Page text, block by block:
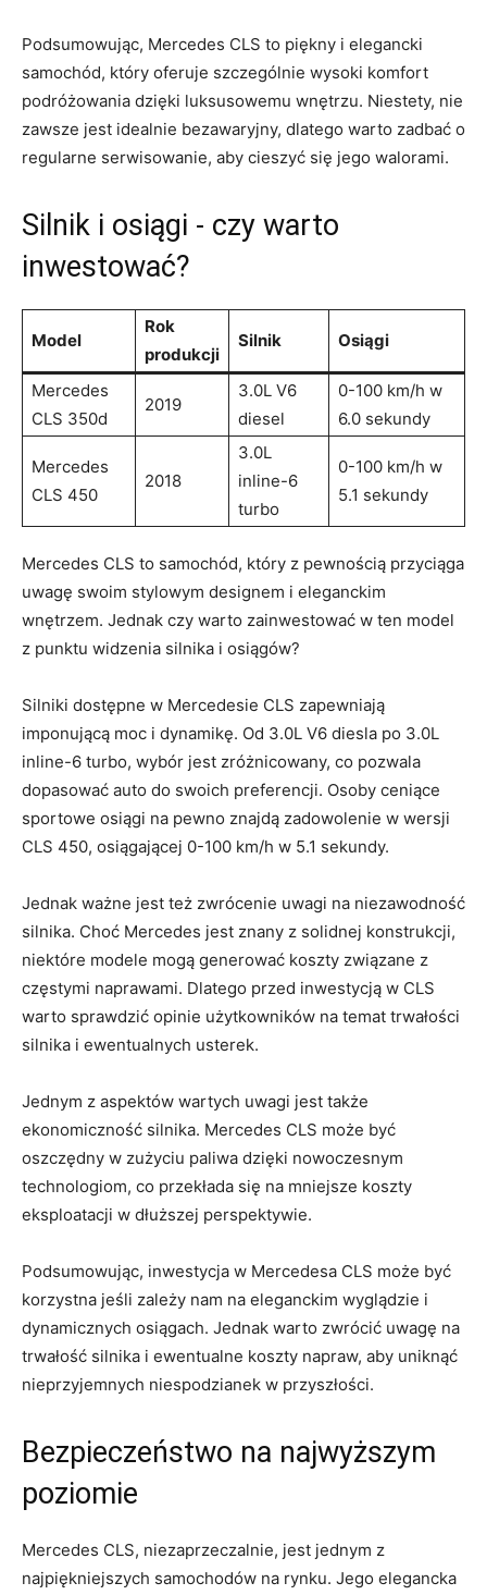
Podsumowując, Mercedes CLS​ to⁣ piękny i elegancki‌
samochód, ⁣który ‌oferuje szczególnie wysoki⁣ komfort
podróżowania dzięki luksusowemu wnętrzu. Niestety, nie
zawsze jest ⁣idealnie bezawaryjny, dlatego warto ⁣zadbać o
regularne serwisowanie, aby cieszyć się ‌jego walorami.
Silnik i osiągi -‌ czy ⁣warto
inwestować?
Model
Rok
produkcji
Silnik Osiągi
Mercedes⁤
CLS 350d
2019
3.0L​ V6
diesel
0-100 ‌km/h w
6.0 sekundy
Mercedes
CLS 450
2018
3.0L
inline-6‍
turbo
0-100⁤ km/h ‌w‍
5.1 sekundy
Mercedes CLS to samochód, który z pewnością przyciąga
uwagę swoim​ stylowym ⁣designem i eleganckim
wnętrzem. Jednak czy warto zainwestować⁣ w ten model
z punktu widzenia silnika i ⁤osiągów?
Silniki dostępne w⁤ Mercedesie CLS ⁢zapewniają
imponującą moc​ i dynamikę. Od 3.0L V6 diesla po 3.0L⁣
inline-6 turbo, wybór⁣ jest‍ zróżnicowany, co pozwala
⁤dopasować ⁣auto do swoich‌ preferencji. Osoby ‌ceniące
sportowe osiągi⁤ na pewno znajdą zadowolenie w wersji
CLS‌ 450, ‌osiągającej⁤ 0-100 km/h w 5.1⁣ sekundy.
Jednak ważne jest też zwrócenie uwagi na niezawodność
‌silnika. Choć⁢ Mercedes jest znany z⁤ solidnej konstrukcji,
niektóre modele mogą generować koszty związane z
⁣częstymi naprawami. Dlatego przed inwestycją ⁢w CLS
warto sprawdzić opinie użytkowników⁢ na temat trwałości
silnika i ‌ewentualnych usterek.
Jednym z aspektów wartych uwagi jest także⁣
ekonomiczność silnika. Mercedes CLS może być
oszczędny w‍ zużyciu paliwa dzięki nowoczesnym‍
technologiom, ​co przekłada się na mniejsze koszty
eksploatacji w dłuższej⁢ perspektywie.
Podsumowując, inwestycja w Mercedesa CLS może być
korzystna jeśli zależy nam ⁢na eleganckim wyglądzie i
dynamicznych osiągach. Jednak warto zwrócić ⁤uwagę na
trwałość silnika⁢ i ewentualne koszty ​napraw, aby uniknąć
nieprzyjemnych niespodzianek w przyszłości.
Bezpieczeństwo⁢ na najwyższym
poziomie
Mercedes CLS, niezaprzeczalnie, jest jednym z
najpiękniejszych samochodów⁣ na rynku. Jego elegancka